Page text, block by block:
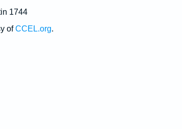
1744
ofCCEL.org.